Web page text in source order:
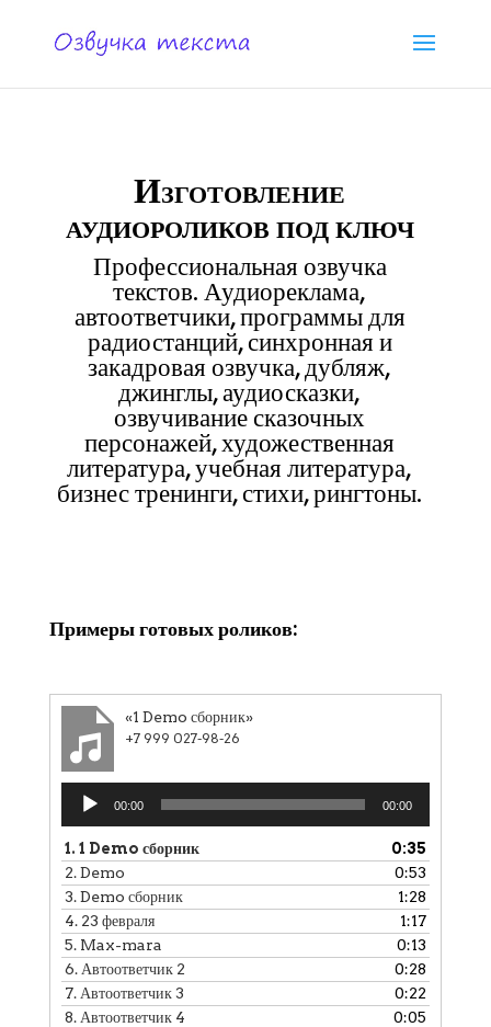
Изготовление
аудиороликов под ключ
Профессиональная озвучка
текстов. Аудиореклама,
автоответчики, программы для
радиостанций, синхронная и
закадровая озвучка, дубляж,
джинглы, аудиосказки,
озвучивание сказочных
персонажей, художественная
литература, учебная литература,
бизнес тренинги, стихи, рингтоны.
Примеры готовых роликов:
«1 Demo сборник»
+7 999 027-98-26
Аудиоплеер
00:00 00:00
1. 1 Demo сборник
0:35
2.Demo
0:53
3.Demo сборник
1:28
4. 23 февраля
1:17
5. Max-mara
0:13
6. Автоответчик 2
0:28
7. Автоответчик 3
0:22
8. Автоответчик 4
0:05